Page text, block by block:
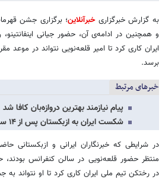
به گزارش خبرگزاریخبرآنلاین؛ برگزاری جشن
و همچنین در ادامه‌ی آن، حضور جیانی
ایران کاری کرد تا امیر قلعه‌نویی نتواند در
برسد.
خبرهای مرتبط
پیام نیازمند بهترین دروازه‌بان کافا شد
شکست ایران به ازبکستان پس از ۱۴ سال؛ مرسی ژنرال!
در شرایطی که خبرنگاران ایرانی و ازبکستانی
منتظر حضور قلعه‌نویی در سالن کنفرانس
در رختکن تیم ملی ایران کاری کرد تا او نتواند به